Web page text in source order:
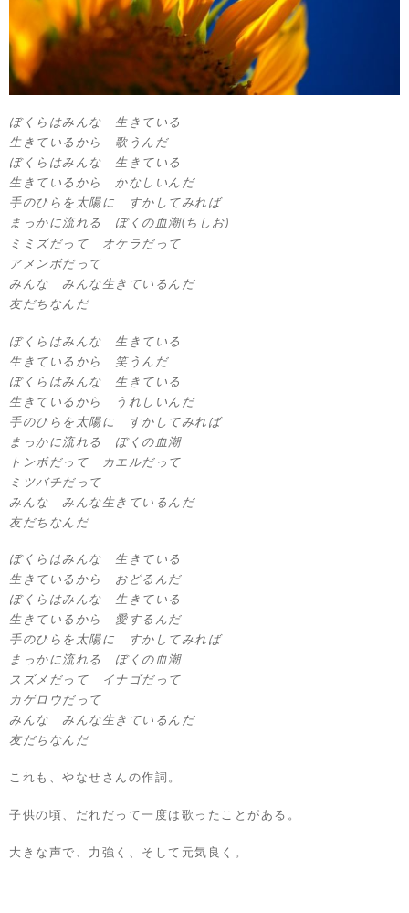
ぼくらはみんな 生きている
生きているから 歌うんだ
ぼくらはみんな 生きている
生きているから かなしいんだ
手のひらを太陽に すかしてみれば
まっかに流れる ぼくの血潮(ちしお)
ミミズだって オケラだって
アメンボだって
みんな みんな生きているんだ
友だちなんだ
ぼくらはみんな 生きている
生きているから 笑うんだ
ぼくらはみんな 生きている
生きているから うれしいんだ
手のひらを太陽に すかしてみれば
まっかに流れる ぼくの血潮
トンボだって カエルだって
ミツバチだって
みんな みんな生きているんだ
友だちなんだ
ぼくらはみんな 生きている
生きているから おどるんだ
ぼくらはみんな 生きている
生きているから 愛するんだ
手のひらを太陽に すかしてみれば
まっかに流れる ぼくの血潮
スズメだって イナゴだって
カゲロウだって
みんな みんな生きているんだ
友だちなんだ
これも、やなせさんの作詞。
子供の頃、だれだって一度は歌ったことがある。
大きな声で、力強く、そして元気良く。